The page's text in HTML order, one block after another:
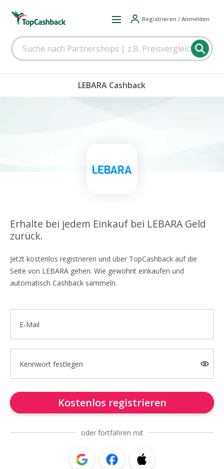
Registrieren / Anmelden
LEBARA Cashback
Erhalte bei jedem Einkauf bei LEBARA Geld
zurück.
Jetzt kostenlos registrieren und über TopCashback auf die
Seite von LEBARA gehen. Wie gewohnt einkaufen und
automatisch Cashback sammeln.
E-Mail
Kennwort festlegen
Kostenlos registrieren
oder fortfahren mit